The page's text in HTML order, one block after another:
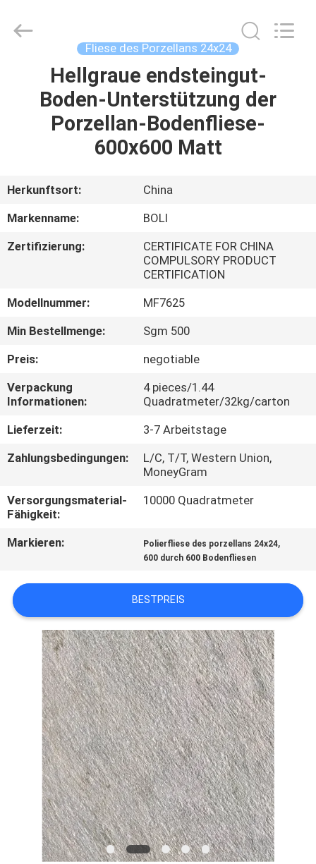
HAUSE
PRODUKTE
VIDEOS
UNS
WERKSBESICHTIGUNG
QUALITÄTSKONTROLLE
KONTAKT
UNS
EIN
ANGEBOT
SITEMAP
DATENSCHUTZRICHTLINIE
CERAMICS
CO.,LTD..
Fliese des Porzellans 24x24
Hellgraue endsteingut-
Boden-Unterstützung der
Porzellan-Bodenfliese-
600x600 Matt
Herkunftsort:
China
Markenname:
BOLI
Zertifizierung:
CERTIFICATE FOR CHINA
COMPULSORY PRODUCT
CERTIFICATION
Modellnummer:
MF7625
Min Bestellmenge:
Sgm 500
Preis:
negotiable
Verpackung
Informationen:
4 pieces/1.44
Quadratmeter/32kg/carton
Lieferzeit:
3-7 Arbeitstage
Zahlungsbedingungen:
L/C, T/T, Western Union,
MoneyGram
Versorgungsmaterial-
Fähigkeit:
10000 Quadratmeter
Markieren: Polierfliese des porzellans 24x24,
600 durch 600 Bodenfliesen
BESTPREIS